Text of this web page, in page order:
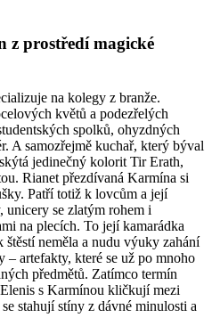
z prostředí magické
na kolegy z branže.
květů a podezřelých
spolků, ohyzdných
A samozřejmě kuchař, který býval
jedinečný kolorit Tir Erath,
Rianet přezdívaná Karmína si
Patří totiž k lovcům a její
unicery se zlatým rohem i
na plecích. To její kamarádka
neměla a nudu výuky zahání
artefakty, které se už po mnoho
předmětů. Zatímco termín
s Karmínou kličkují mezi
stahují stíny z dávné minulosti a